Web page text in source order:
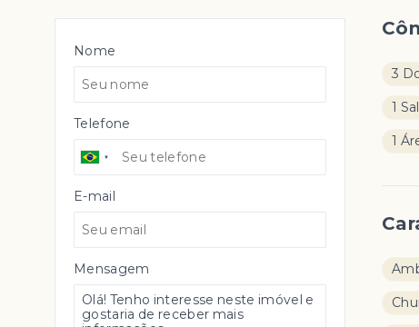
Nome
Telefone
E-mail
Mensagem
3
1
1